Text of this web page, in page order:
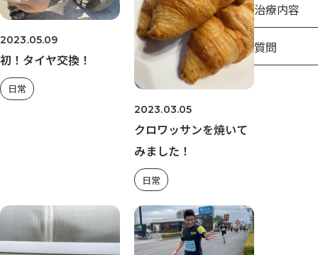
2023.05.09
初！タイヤ交換！
日常
2023.03.05
クロワッサンを焼いて
みました！
日常
治療内容
質問